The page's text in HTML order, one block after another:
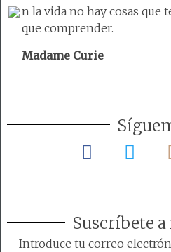
n la vida no hay cosas que
que comprender.
Madame Curie
Suscríbete
Introduce tu correo